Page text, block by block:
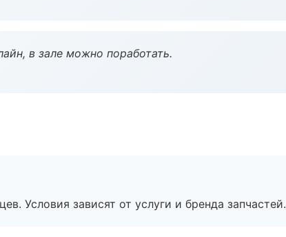
в зале можно поработать.
Условия зависят от услуги и бренда запчастей.